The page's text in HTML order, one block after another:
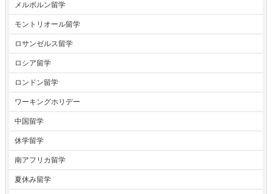
メルボルン留学
モントリオール留学
ロサンゼルス留学
ロシア留学
ロンドン留学
ワーキングホリデー
中国留学
休学留学
南アフリカ留学
夏休み留学